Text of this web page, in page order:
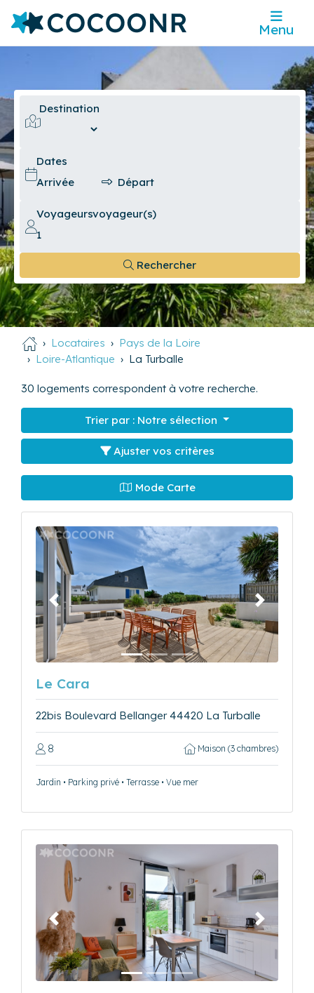
Menu
Destination
Dates
Voyageursvoyageur(s)
Rechercher
Locataires
Pays de la Loire
Loire-Atlantique
La Turballe
30 logements correspondent à votre recherche.
Trier par : Notre sélection
Ajuster vos critères
Mode Carte
Précédent Suivant
Le Cara
22bis Boulevard Bellanger 44420 La Turballe
8 Maison (3 chambres)
Jardin • Parking privé • Terrasse • Vue mer
Précédent Suivant